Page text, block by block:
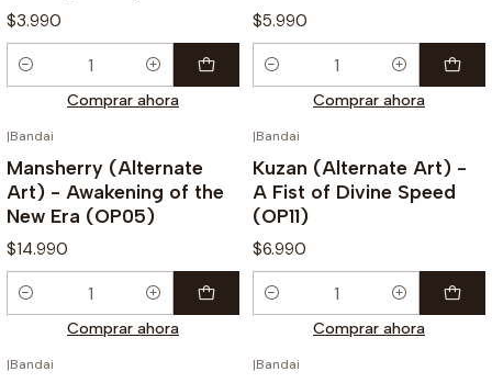
$3.990
Cantidad
Comprar ahora
$5.990
Cantidad
Comprar ahora
|Bandai
Mansherry (Alternate
Art) - Awakening of the
New Era (OP05)
$14.990
Cantidad
Comprar ahora
|Bandai
Kuzan (Alternate Art) -
A Fist of Divine Speed
(OP11)
$6.990
Cantidad
Comprar ahora
|Bandai |Bandai